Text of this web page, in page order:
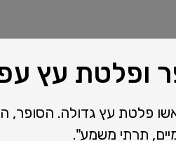
ופלטת עץ
פלטת עץ גדולה. הסופר,